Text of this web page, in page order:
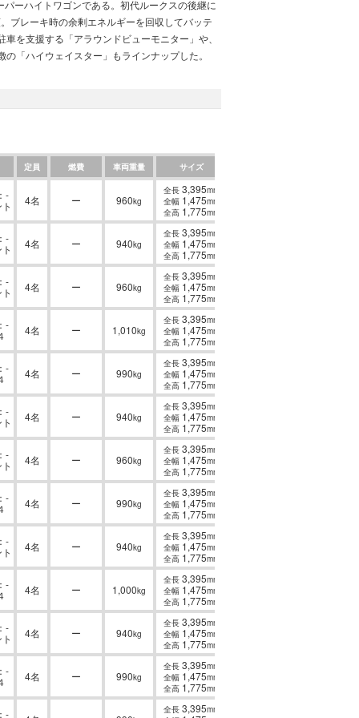
ーハイトワゴンである。初代ルークスの後継に
ブレーキ時の余剰エネルギーを回収してバッテ
を支援する「アラウンドビューモニター」や、
「ハイウェイスター」もラインナップした。
定員 燃費 車両重量 サイズ
-
4名 ー 960kg
全長 3,395mm
全幅 1,475mm
全高 1,775mm
-
4名 ー 940kg
全長 3,395mm
全幅 1,475mm
全高 1,775mm
-
4名 ー 960kg
全長 3,395mm
全幅 1,475mm
全高 1,775mm
-
4名 ー 1,010kg
全長 3,395mm
全幅 1,475mm
全高 1,775mm
-
4名 ー 990kg
全長 3,395mm
全幅 1,475mm
全高 1,775mm
-
4名 ー 940kg
全長 3,395mm
全幅 1,475mm
全高 1,775mm
-
4名 ー 960kg
全長 3,395mm
全幅 1,475mm
全高 1,775mm
-
4名 ー 990kg
全長 3,395mm
全幅 1,475mm
全高 1,775mm
-
4名 ー 940kg
全長 3,395mm
全幅 1,475mm
全高 1,775mm
-
4名 ー 1,000kg
全長 3,395mm
全幅 1,475mm
全高 1,775mm
-
4名 ー 940kg
全長 3,395mm
全幅 1,475mm
全高 1,775mm
-
4名 ー 990kg
全長 3,395mm
全幅 1,475mm
全高 1,775mm
-
全長 3,395mm